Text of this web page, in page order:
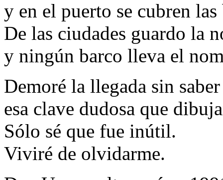
y en el puerto se cubren las
De las ciudades guardo la
y ningún barco lleva el
Demoré la llegada sin
esa clave dudosa que
Sólo sé que fue inútil.
Viviré de olvidarme.